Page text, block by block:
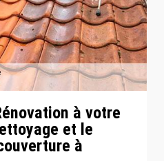
à votre
et le
à